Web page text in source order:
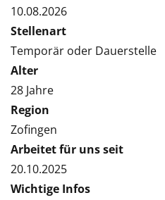
10.08.2026
Stellenart
Temporär oder Dauerstelle
Alter
28 Jahre
Region
Zofingen
Arbeitet für uns seit
20.10.2025
Wichtige Infos